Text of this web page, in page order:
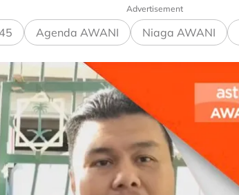
Advertisement
Agenda AWANI Niaga AWANI